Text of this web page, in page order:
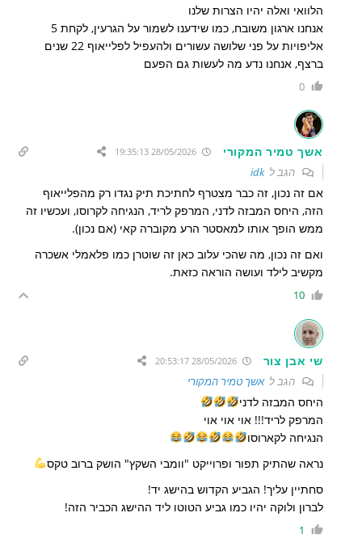
הלוואי ואלה יהיו הצרות שלנו
אנחנו ארגון משובח, כמו שידענו לשמור על הגרעין, לקחת 5
אליפויות על פני שלושה עשורים ולהעפיל לפלייאוף 22 שנים
ברצף, אנחנו נדע מה לעשות גם הפעם
0
אשך טמיר המקורי
הגב לidk
אם זה נכון, זה כבר מצטרף לחתיכת תיק נגדו רק מהפלייאוף
הזה, היחס המבזה לדני, המרפק לריד, הנגיחה לקרוסו, ועכשיו זה
ממש הופך אותו למאסטר הרע מקוברה קאי (אם נכון).
ואם זה נכון, מה שהכי עלוב כאן זה שוטרן כמו פלאמלי אשכרה
מקשיב לילד ועושה הוראה כזאת.
10
שי אבן צור 28/05/2026 20:53:17
הגב לאשך טמיר המקורי
היחס המבזה לדני
המרפק לריד!!! אוי אוי אוי
הנגיחה לקארוסו
נראה שהתיק תפור ופרוייקט "וומבי השקץ" הושק ברוב טקס
סחתיין עליך! הגביע הקדוש בהישג יד!
לברון ולוקה יהיו כמו גביע הטוטו ליד ההישג הכביר הזה!
1